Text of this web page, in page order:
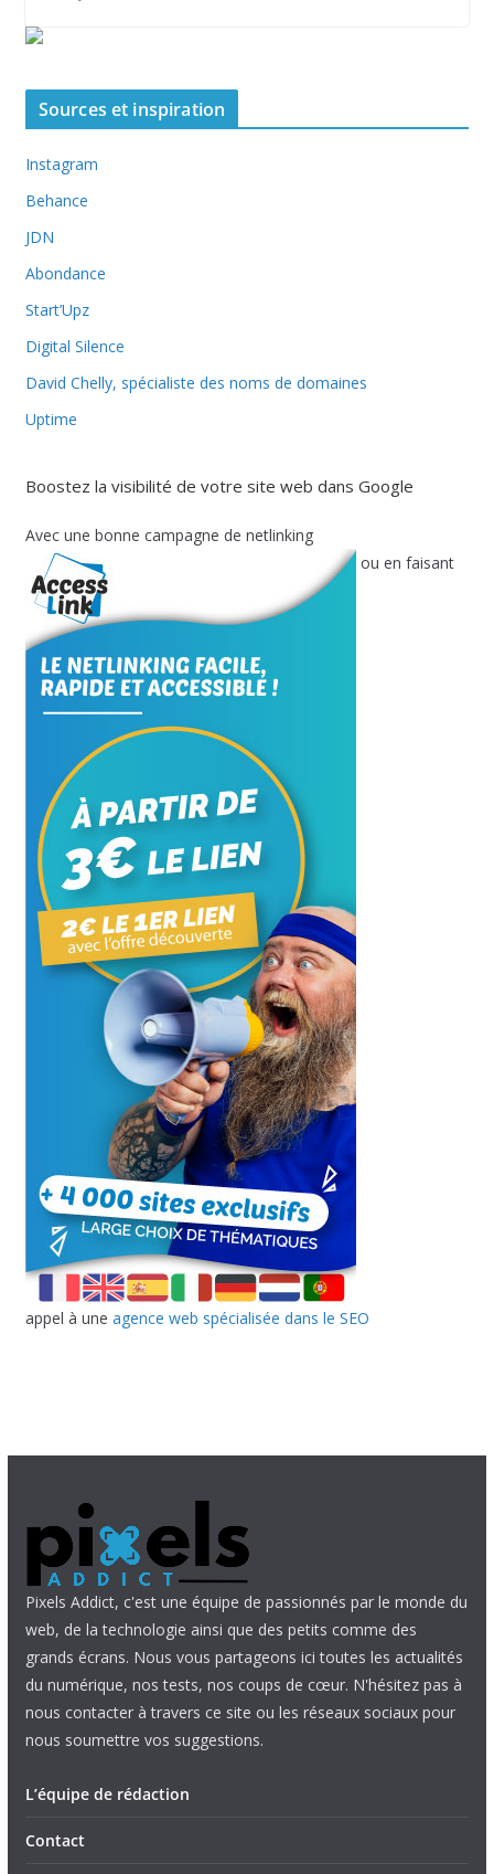
Sources et inspiration
Instagram
Behance
JDN
Abondance
Start’Upz
Digital Silence
David Chelly, spécialiste des noms de domaines
Uptime
Boostez la visibilité de votre site web dans Google
Avec une bonne campagne de netlinking
ou en faisant
appel à une agence web spécialisée dans le SEO
Pixels Addict, c'est une équipe de passionnés par le monde du
web, de la technologie ainsi que des petits comme des
grands écrans. Nous vous partageons ici toutes les actualités
du numérique, nos tests, nos coups de cœur. N'hésitez pas à
nous contacter à travers ce site ou les réseaux sociaux pour
nous soumettre vos suggestions.
L’équipe de rédaction
Contact